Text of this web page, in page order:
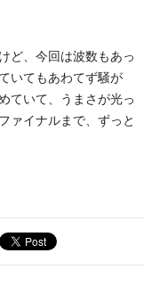
ど、今回は波数もあっ
いてもあわてず騒が
ていて、うまさが光っ
ァイナルまで、ずっと